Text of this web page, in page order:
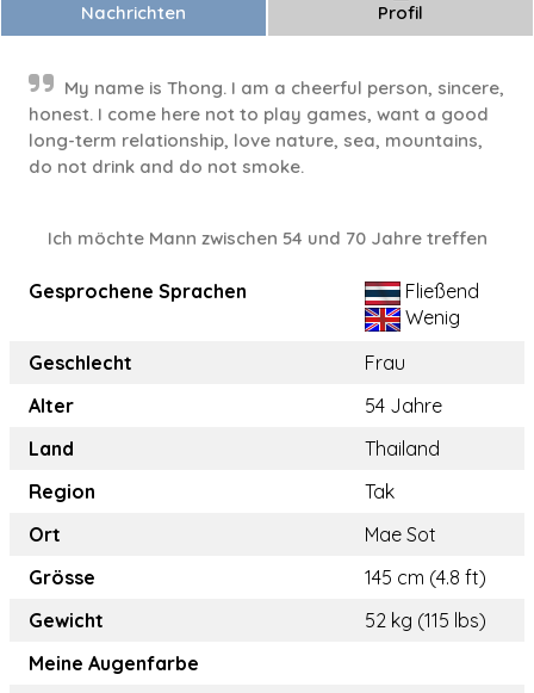
Nachrichten Profil
My name is Thong. I am a cheerful person, sincere,
honest. I come here not to play games, want a good
long-term relationship, love nature, sea, mountains,
do not drink and do not smoke.
Ich möchte Mann zwischen 54 und 70 Jahre treffen
Gesprochene Sprachen
Fließend
Wenig
Geschlecht
Frau
Alter
54 Jahre
Land
Thailand
Region
Tak
Ort
Mae Sot
Grösse
145 cm (4.8 ft)
Gewicht
52 kg (115 lbs)
Meine Augenfarbe